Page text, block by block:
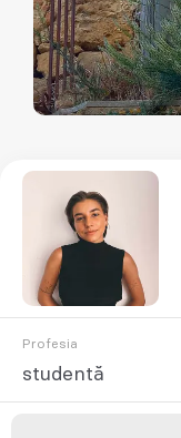
Profesia
studentă